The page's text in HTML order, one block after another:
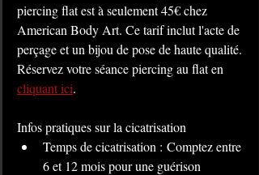
piercing flat est à seulement 45€ chez
American Body Art. Ce tarif inclut l'acte de
perçage et un bijou de pose de haute qualité.
Réservez votre séance piercing au flat en
cliquant ici.
Infos pratiques sur la cicatrisation
Temps de cicatrisation : Comptez entre
6 et 12 mois pour une guérison